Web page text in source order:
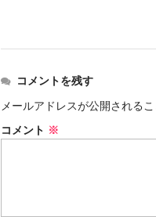
コメントを残す
メールアドレスが公開されるこ
コメント ※